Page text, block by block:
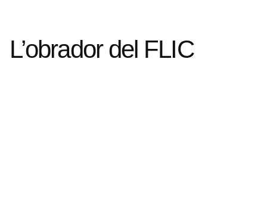
L’obrador del FLIC